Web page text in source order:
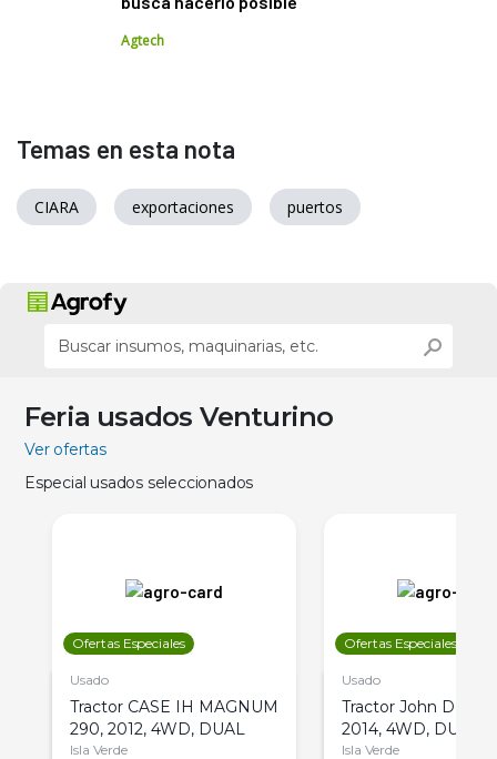
Agtech
Temas en esta nota
CIARA exportaciones puertos
Feria usados Venturino
Ver ofertas
Especial usados seleccionados
Ofertas Especiales
Usado
Tractor CASE IH MAGNUM
290, 2012, 4WD, DUAL
Isla Verde
Ofertas Especiales
Usado
Tractor John Deere
2014, 4WD, DUAL
Isla Verde